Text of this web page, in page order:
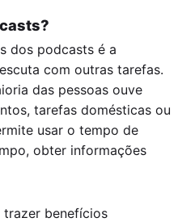
dos podcasts é a
com outras tarefas.
das pessoas ouve
tarefas domésticas ou
usar o tempo de
obter informações
trazer benefícios